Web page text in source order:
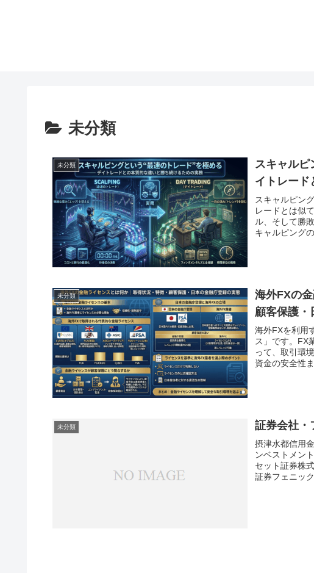
未分類
未分類
スキャル
イトレード
スキャルピン
レードとは似
ル、そして勝
キャルピング
未分類
海外FXの
顧客保護・
海外FXを利用
ス」です。FX
って、取引環
資金の安全性
未分類 証券会社・
摂津水都信用
ンベストメン
セット証券株
証券フェニッ